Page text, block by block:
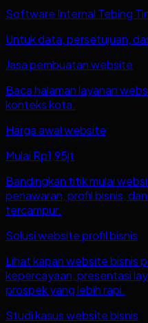
Software Internal Tebing
Untuk data, persetujuan,
Jasa pembuatan website
Baca halaman layanan
konteks kota.
Harga awal website
Mulai Rp1,95jt
Bandingkan titik mulai
penawaran, profil bisnis,
tercampur.
Solusi website profil bisnis
Lihat kapan website bisnis
kepercayaan, presentasi
prospek yang lebih rapi.
Studi kasus website bisnis